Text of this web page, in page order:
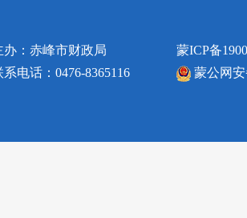
办：赤峰市财政局
系电话：0476-8365116
蒙ICP备
蒙公网安